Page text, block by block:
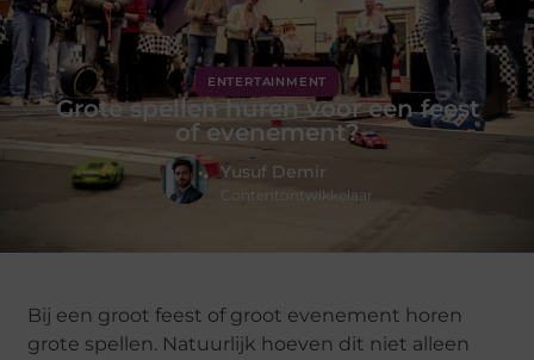
ENTERTAINMENT
Grote spellen huren voor een feest
of evenement?
Yusuf Demir
Contentontwikkelaar
Bij een groot feest of groot evenement horen
grote spellen. Natuurlijk hoeven dit niet alleen